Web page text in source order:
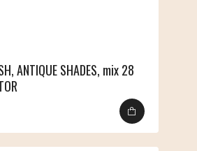
ANTIQUE SHADES, mix 28